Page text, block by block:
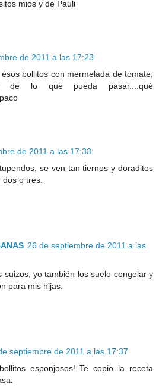
mios y de Pauli
de 2011 a las 17:23
bollitos con mermelada de tomate,
de lo que pueda pasar....qué
de 2011 a las 17:33
se ven tan tiernos y doraditos
dos o tres.
26 de septiembre de 2011 a las
suizos, yo también los suelo congelar y
para mis hijas.
septiembre de 2011 a las 17:37
esponjosos! Te copio la receta